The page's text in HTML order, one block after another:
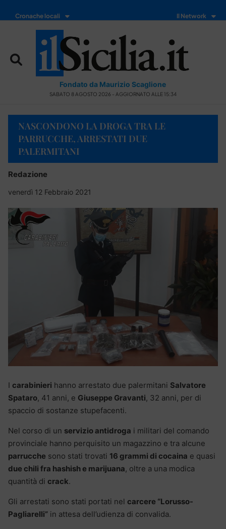
Cronache locali Il Network
Fondato da Maurizio Scaglione
SABATO 8 AGOSTO 2026 - AGGIORNATO ALLE 15:34
NASCONDONO LA DROGA TRA LE
PARRUCCHE, ARRESTATI DUE
PALERMITANI
Redazione
venerdì 12 Febbraio 2021
I carabinieri hanno arrestato due palermitani Salvatore
Spataro, 41 anni, e Giuseppe Gravanti, 32 anni, per di
spaccio di sostanze stupefacenti.
Nel corso di un servizio antidroga i militari del comando
provinciale hanno perquisito un magazzino e tra alcune
parrucche sono stati trovati 16 grammi di cocaina e quasi
due chili fra hashish e marijuana, oltre a una modica
quantità di crack.
Gli arrestati sono stati portati nel carcere “Lorusso-
Pagliarelli” in attesa dell’udienza di convalida.